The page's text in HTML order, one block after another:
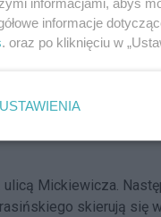
i
i Inflanckiej –
około godziny 22:00.
w niedzielę, 28 lipca,
Mickiewicza.
skierują się
informacje
. oraz po kliknięciu w
USTAWIENIA